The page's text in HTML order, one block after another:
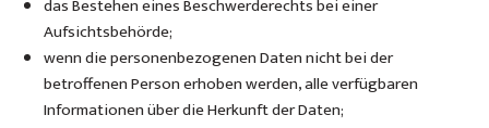
das Bestehen eines Beschwerderechts bei einer
Aufsichtsbehörde;
wenn die personenbezogenen Daten nicht bei der
betroffenen Person erhoben werden, alle verfügbaren
Informationen über die Herkunft der Daten;